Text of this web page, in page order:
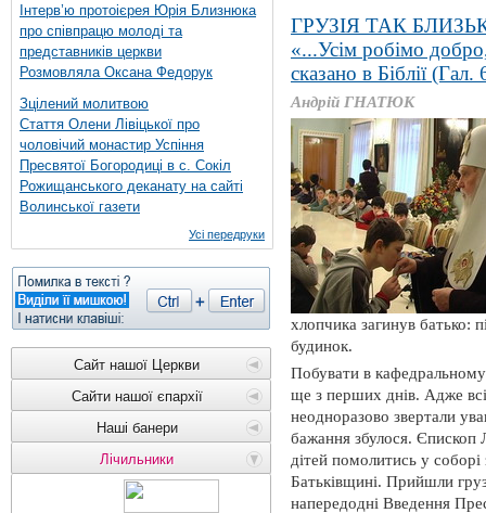
Інтерв’ю протоієрея Юрія Близнюка
про співпрацю молоді та
представників церкви
Розмовляла Оксана Федорук
Зцілений молитвою
Стаття Олени Лівіцької про
чоловічий монастир Успіння
Пресвятої Богородиці в с. Сокіл
Рожищанського деканату на сайті
Волинської газети
Усі передруки
Сайт нашої Церкви
Сайти нашої єпархії
Наші банери
Лічильники
ГРУЗІЯ ТАК
«...Усім робімо
сказано в Біблії (Гал.
Андрій ГНАТЮК
хлопчика загинув батько:
будинок.
Побувати в кафедральному
ще з перших днів. Адже
неодноразово звертали
бажання збулося. Єпископ
дітей помолитись у соборі
Батьківщині. Прийшли
напередодні Введення